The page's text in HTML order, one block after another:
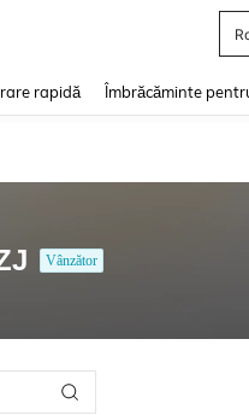
rapidă Îmbrăcăminte
Vânzător